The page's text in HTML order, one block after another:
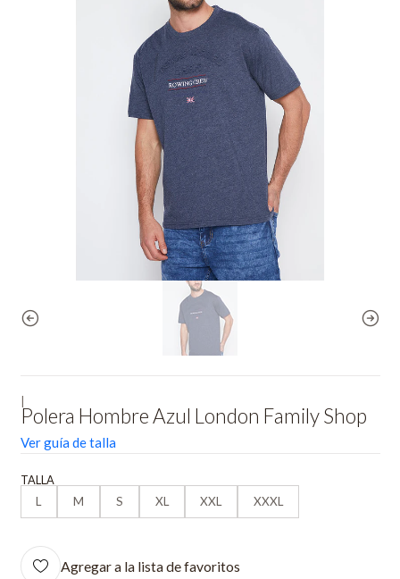
Polera Hombre Azul London Family Shop
Ver guía de talla
TALLA
L
M S XL XXL XXXL
Agregar a la lista de favoritos